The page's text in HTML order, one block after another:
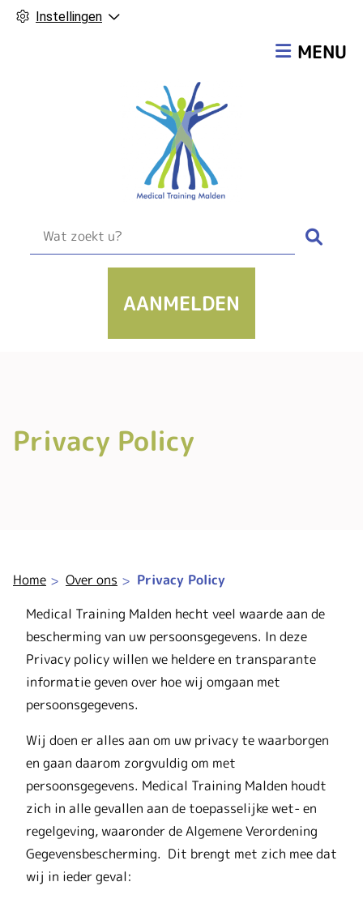
Instellingen
MENU
AANMELDEN
Home Over ons Privacy Policy
Privacy Policy
Medical Training Malden hecht veel waarde aan de
bescherming van uw persoonsgegevens. In deze
Privacy policy willen we heldere en transparante
informatie geven over hoe wij omgaan met
persoonsgegevens.
Wij doen er alles aan om uw privacy te waarborgen
en gaan daarom zorgvuldig om met
persoonsgegevens. Medical Training Malden houdt
zich in alle gevallen aan de toepasselijke wet- en
regelgeving, waaronder de Algemene Verordening
Gegevensbescherming. Dit brengt met zich mee dat
wij in ieder geval: